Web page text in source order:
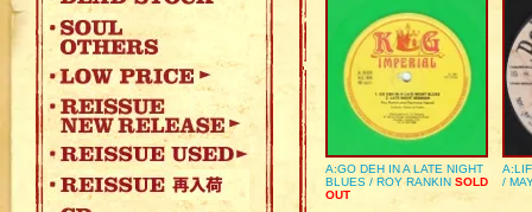
A:GO DEH IN A LATE NIGHT
BLUES / ROY RANKIN SOLD
OUT
/